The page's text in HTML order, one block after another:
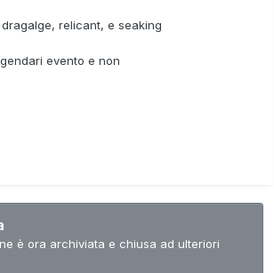
relicant, e seaking
evento e non
è ora archiviata e chiusa ad ulteriori